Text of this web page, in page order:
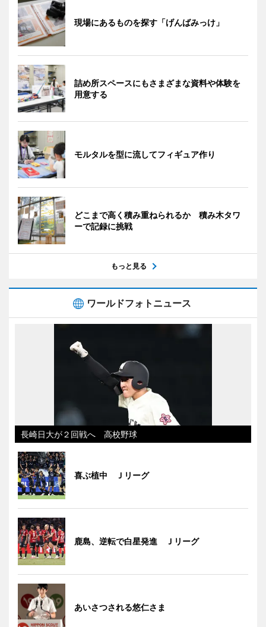
現場にあるものを探す「げんばみっけ」
詰め所スペースにもさまざまな資料や体験を
用意する
モルタルを型に流してフィギュア作り
どこまで高く積み重ねられるか 積み木タワ
ーで記録に挑戦
もっと見る
ワールドフォトニュース
長崎日大が２回戦へ 高校野球
喜ぶ植中 Ｊリーグ
鹿島、逆転で白星発進 Ｊリーグ
あいさつされる悠仁さま